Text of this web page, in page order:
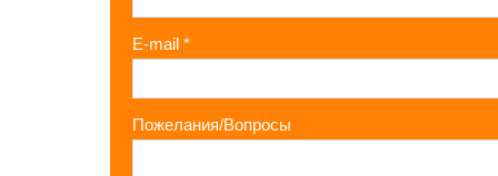
E-mail *
Пожелания/Вопросы